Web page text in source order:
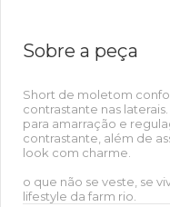
Sobre a peça
Short de moletom
contrastante nas
para amarração e
contrastante, além de
look com charme.
o que não se veste, se
lifestyle da farm rio.